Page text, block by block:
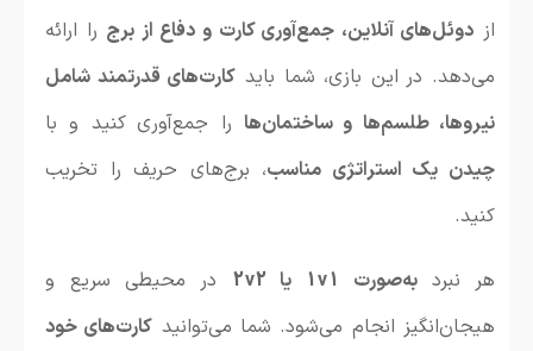
از دوئل‌های آنلاین، جمع‌آوری کارت و دفاع از برج را ارائه
می‌دهد. در این بازی، شما باید کارت‌های قدرتمند شامل
نیروها، طلسم‌ها و ساختمان‌ها را جمع‌آوری کنید و با
چیدن یک استراتژی مناسب، برج‌های حریف را تخریب
کنید.
هر نبردبه‌صورت 1v1 یا 2v2
در محیطی سریع و
هیجان‌انگیز انجام می‌شود. شما می‌توانید کارت‌های خود